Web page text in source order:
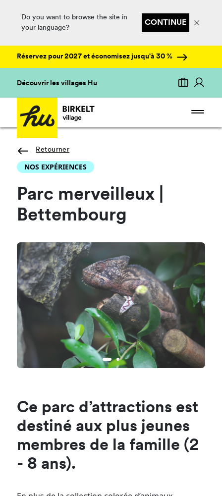
Do you want to browse the site in
your language?
CONTINUE
Réservez pour 2027 et économisez jusqu'à 30 %
Découvrir les villages Hu
Retourner
NOS EXPÉRIENCES
Parc merveilleux |
Bettembourg
Ce parc d’attractions est
destiné aux plus jeunes
membres de la famille (2
- 8 ans).